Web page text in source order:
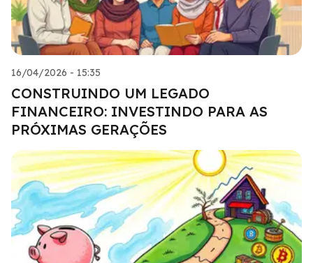
16/04/2026 - 15:35
CONSTRUINDO UM LEGADO
FINANCEIRO: INVESTINDO PARA AS
PRÓXIMAS GERAÇÕES